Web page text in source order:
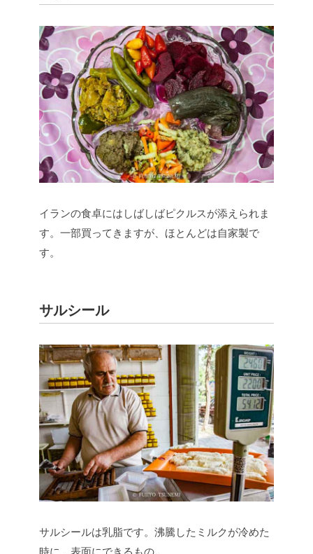
イランの食卓にはしばしばピクルスが添えられま
す。一部買ってきますが、ほとんどは自家製で
す。
サルシール
サルシールは乳脂です。沸騰したミルクが冷めた